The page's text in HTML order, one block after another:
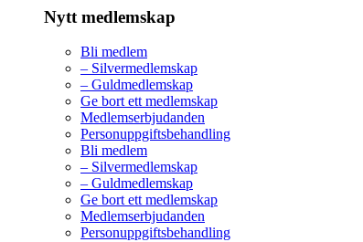
Nytt medlemskap
Bli medlem
– Silvermedlemskap
– Guldmedlemskap
Ge bort ett medlemskap
Medlemserbjudanden
Personuppgiftsbehandling
Bli medlem
– Silvermedlemskap
– Guldmedlemskap
Ge bort ett medlemskap
Medlemserbjudanden
Personuppgiftsbehandling